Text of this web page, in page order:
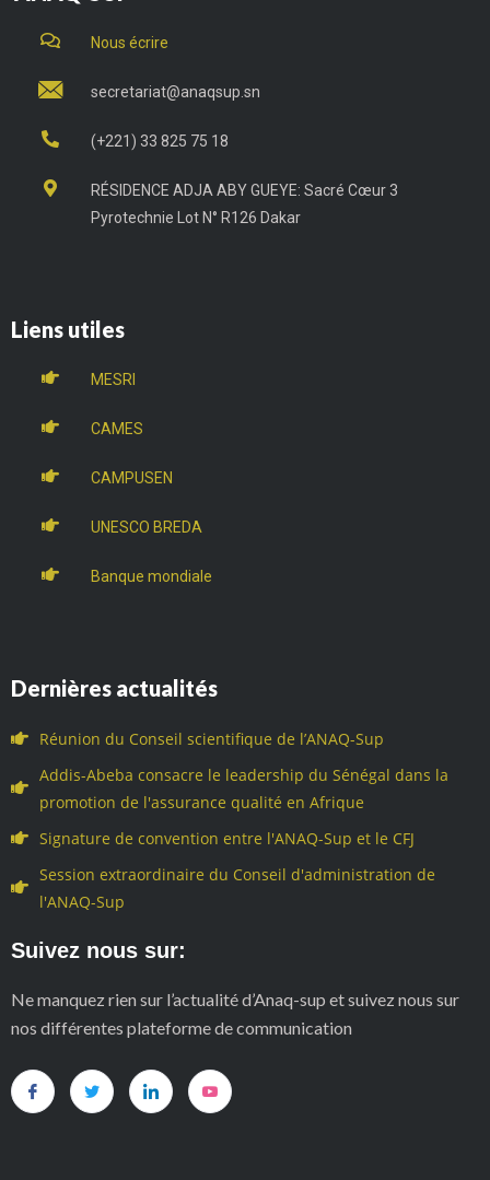
Nous écrire
secretariat@anaqsup.sn
(+221) 33 825 75 18
RÉSIDENCE ADJA ABY GUEYE: Sacré Cœur 3
Pyrotechnie Lot N° R126 Dakar
Liens utiles
MESRI
CAMES
CAMPUSEN
UNESCO BREDA
Banque mondiale
Dernières actualités
Réunion du Conseil scientifique de l’ANAQ-Sup
Addis-Abeba consacre le leadership du Sénégal dans la
promotion de l'assurance qualité en Afrique
Signature de convention entre l'ANAQ-Sup et le CFJ
Session extraordinaire du Conseil d'administration de
l'ANAQ-Sup
Suivez nous sur:
Ne manquez rien sur l’actualité d’Anaq-sup et suivez nous sur
nos différentes plateforme de communication